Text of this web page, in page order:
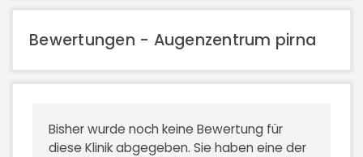
Bewertungen - Augenzentrum pirna
Bisher wurde noch keine Bewertung für
diese Klinik abgegeben. Sie haben eine der